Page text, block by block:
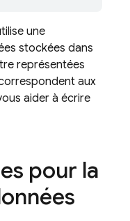
une
stockées dans
représentées
aux
aider à écrire
pour la